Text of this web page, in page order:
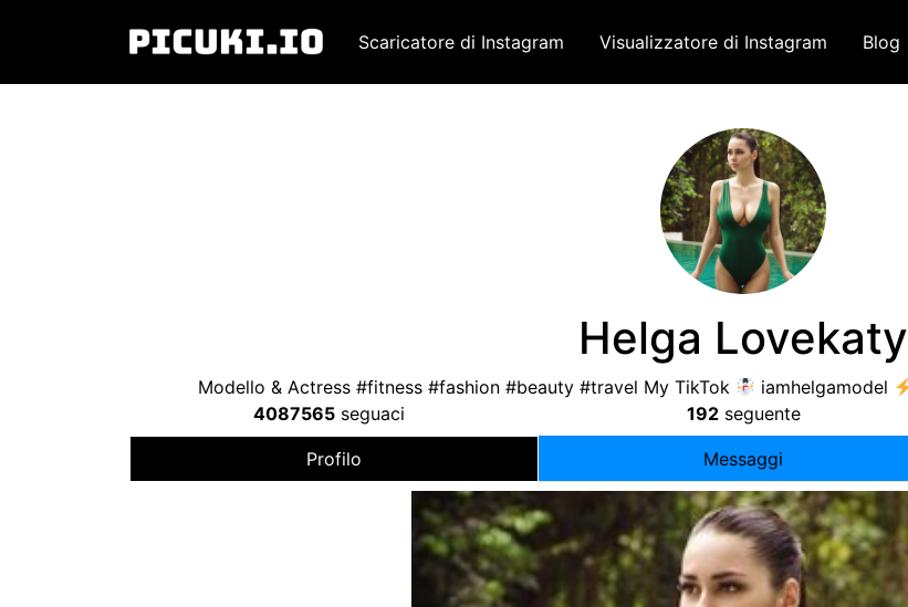
Scaricatore di Instagram Visualizzatore di Instagram Blog
Helga Lovekaty
Modello & Actress #fitness #fashion #beauty #travel My TikTok iamhelgamodel
4087565seguaci 192seguente
Profilo Messaggi